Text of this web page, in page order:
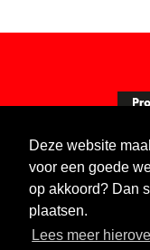
Deze website
voor een goede
op akkoord? Dan
plaatsen.
Lees meer
Contact